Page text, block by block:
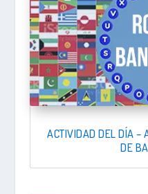
ACTIVIDAD DEL DÍA –
DE